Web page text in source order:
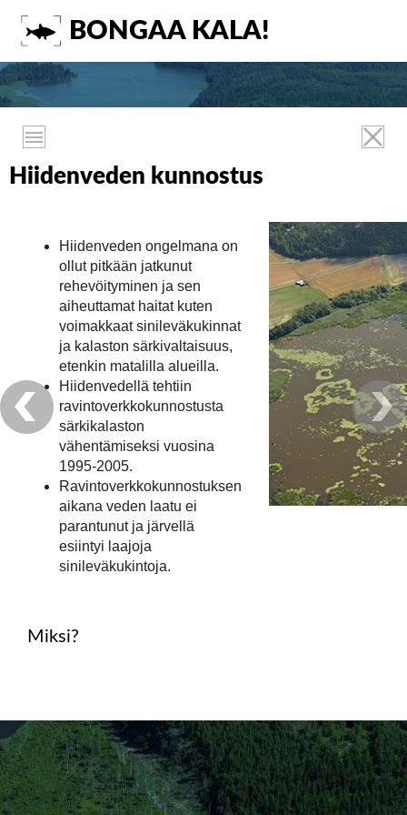
BONGAA KALA!
Hiidenveden kunnostus
Hiidenveden ongelmana on
ollut pitkään jatkunut
rehevöityminen ja sen
aiheuttamat haitat kuten
voimakkaat sinileväkukinnat
ja kalaston särkivaltaisuus,
etenkin matalilla alueilla.
Hiidenvedellä tehtiin
ravintoverkkokunnostusta
särkikalaston
vähentämiseksi vuosina
1995-2005.
Ravintoverkkokunnostuksen
aikana veden laatu ei
parantunut ja järvellä
esiintyi laajoja
sinileväkukintoja.
Miksi?